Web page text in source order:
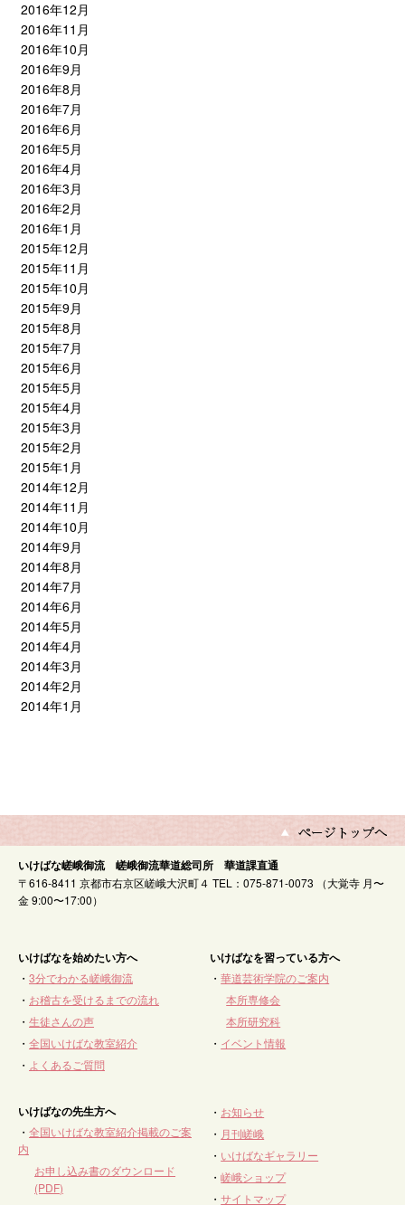
2016年12月
2016年11月
2016年10月
2016年9月
2016年8月
2016年7月
2016年6月
2016年5月
2016年4月
2016年3月
2016年2月
2016年1月
2015年12月
2015年11月
2015年10月
2015年9月
2015年8月
2015年7月
2015年6月
2015年5月
2015年4月
2015年3月
2015年2月
2015年1月
2014年12月
2014年11月
2014年10月
2014年9月
2014年8月
2014年7月
2014年6月
2014年5月
2014年4月
2014年3月
2014年2月
2014年1月
いけばな嵯峨御流 嵯峨御流華道総司所 華道課直通
〒616-8411 京都市右京区嵯峨大沢町４ TEL：075-871-0073 （大覚寺 月〜
金 9:00〜17:00）
いけばなを始めたい方へ
・ 3分でわかる嵯峨御流
・ お稽古を受けるまでの流れ
・ 生徒さんの声
・ 全国いけばな教室紹介
・ よくあるご質問
いけばなを習っている方へ
・華道芸術学院のご案内
本所専修会
本所研究科
・ イベント情報
いけばなの先生方へ
・ 全国いけばな教室紹介掲載のご案
内
お申し込み書のダウンロード
(PDF)
・ お知らせ
・ 月刊嵯峨
・ いけばなギャラリー
・嵯峨ショップ
・サイトマップ